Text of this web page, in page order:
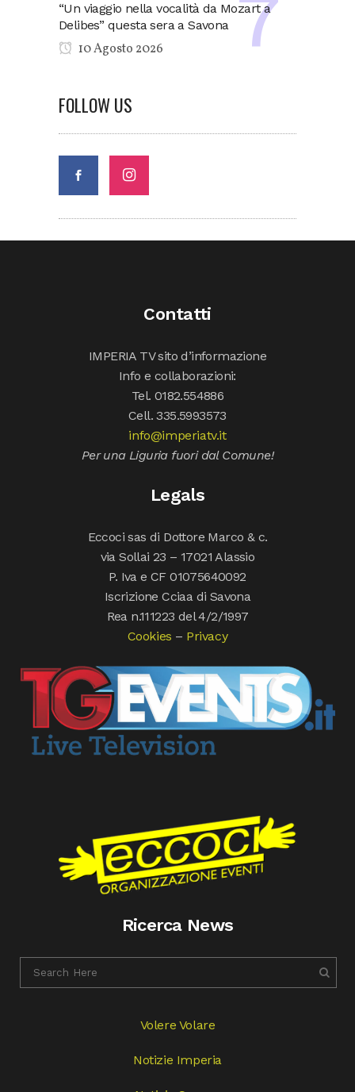
“Un viaggio nella vocalità da Mozart a
Delibes” questa sera a Savona
10 Agosto 2026
FOLLOW US
Contatti
IMPERIA TV sito d’informazione
Info e collaborazioni:
Tel. 0182.554886
Cell. 335.5993573
info@imperiatv.it
Per una Liguria fuori dal Comune!
Legals
Eccoci sas di Dottore Marco & c.
via Sollai 23 – 17021 Alassio
P. Iva e CF 01075640092
Iscrizione Cciaa di Savona
Rea n.111223 del 4/2/1997
Cookies – Privacy
Ricerca News
Volere Volare
Notizie Imperia